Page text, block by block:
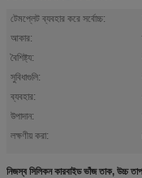
টেমপ্লেট ব্যবহার করে সর্বোচ্চ:
আকার:
বৈশিষ্ট্য:
সুবিধাগুলি:
ব্যবহার:
উপাদান:
লক্ষণীয় করা:
নিজস্ব সিলিকন কারবাইড ভাঁজ তাক, উচ্চ